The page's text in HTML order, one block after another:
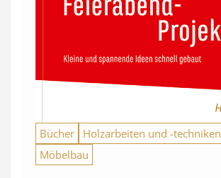
Bücher
Holzarbeiten und -techniken
Möbelbau